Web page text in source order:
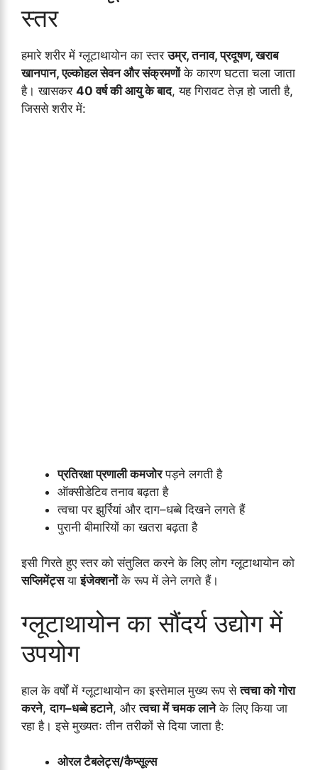
स्तर
हमारे शरीर में ग्लूटाथायोन का स्तरउम्र, तनाव, प्रदूषण, खराब
खानपान, एल्कोहल सेवन और संक्रमणोंके कारण घटता चला जाता
है। खासकर 40 वर्ष की आयु के बाद, यह गिरावट तेज़ हो जाती है,
जिससे शरीर में:
प्रतिरक्षा प्रणाली कमजोरपड़ने लगती है
ऑक्सीडेटिव तनाव बढ़ता है
त्वचा पर झुर्रियां और दाग–धब्बे दिखने लगते हैं
पुरानी बीमारियों का खतरा बढ़ता है
इसी गिरते हुए स्तर को संतुलित करने के लिए लोग ग्लूटाथायोन को
सप्लिमेंट्सयाइंजेक्शनोंके रूप में लेने लगते हैं।
ग्लूटाथायोन का सौंदर्य उद्योग में
उपयोग
हाल के वर्षों में ग्लूटाथायोन का इस्तेमाल मुख्य रूप सेत्वचा को गोरा
करने,दाग–धब्बे हटाने, औरत्वचा में चमक लानेके लिए किया जा
रहा है। इसे मुख्यतः तीन तरीकों से दिया जाता है:
ओरल टैबलेट्स/कैप्सूल्स